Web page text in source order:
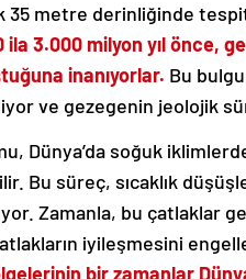
35 metre derinliğinde
3.000 milyon yıl önce,
inanıyorlar. Bu
ve gezegenin jeolojik
Dünya’da soğuk
Bu süreç, sıcaklık
Zamanla, bu çatlaklar
iyileşmesini
bir zamanlar